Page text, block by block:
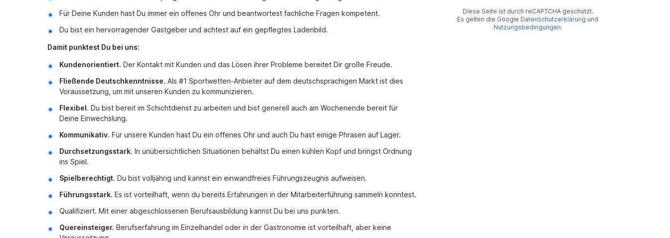
Für Deine Kunden hast Du immer ein offenes Ohr und beantwortest fachliche Fragen kompetent.
Du bist ein hervorragender Gastgeber und achtest auf ein gepflegtes Ladenbild.​​​​​​
Damit punktest Du bei uns:
Kundenorientiert. Der Kontakt mit Kunden und das Lösen ihrer Probleme bereitet Dir große Freude.
Fließende Deutschkenntnisse. Als #1 Sportwetten-Anbieter auf dem deutschsprachigen Markt ist dies
Voraussetzung, um mit unseren Kunden zu kommunizieren.
Flexibel. Du bist bereit im Schichtdienst zu arbeiten und bist generell auch am Wochenende bereit für
Deine Einwechslung.
Kommunikativ. Für unsere Kunden hast Du ein offenes Ohr und auch Du hast einige Phrasen auf Lager.
Durchsetzungsstark. In unübersichtlichen Situationen behältst Du einen kühlen Kopf und bringst Ordnung
ins Spiel.
Spielberechtigt. Du bist volljährig und kannst ein einwandfreies Führungszeugnis aufweisen.
Führungsstark. Es ist vorteilhaft, wenn du bereits Erfahrungen in der Mitarbeiterführung sammeln konntest.
Qualifiziert. Mit einer abgeschlossenen Berufsausbildung kannst Du bei uns punkten.
Quereinsteiger. Berufserfahrung im Einzelhandel oder in der Gastronomie ist vorteilhaft, aber keine
Diese Seite ist durch reCAPTCHA geschützt.
Es gelten die Google Datenschutzerklärung und
Nutzungsbedingungen.